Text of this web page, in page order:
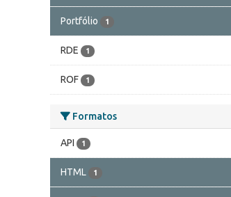
Portfólio 1
RDE 1
ROF 1
Formatos
API 1
HTML 1